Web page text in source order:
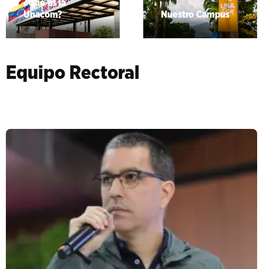
¿Qué es la
Unacom?
Nuestro Campus
Equipo Rectoral